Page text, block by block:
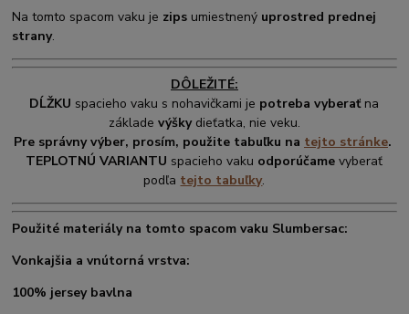
Na tomto spacom vaku je zips umiestnený uprostred prednej
strany.
DÔLEŽITÉ:
DĹŽKU spacieho vaku s nohavičkami je potreba vyberať na
základe výšky dieťatka, nie veku.
Pre správny výber, prosím, použite tabuľku na tejto stránke.
TEPLOTNÚ VARIANTU spacieho vaku odporúčamevyberať
podľa tejto tabuľky.
Použité materiály na tomto spacom vaku Slumbersac:
Vonkajšia a vnútorná vrstva:
100% jersey bavlna